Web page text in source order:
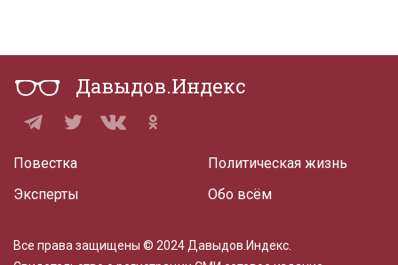
Давыдов.Индекс
Повестка
Эксперты
Политическая жизнь
Обо всём
Все права защищены © 2024 Давыдов.Индекс.